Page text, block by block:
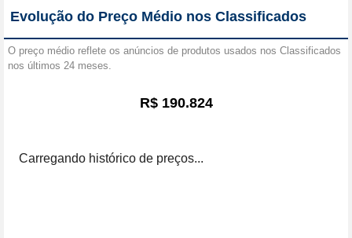
Evolução do Preço Médio nos Classificados
O preço médio reflete os anúncios de produtos usados nos Classificados
nos últimos 24 meses.
R$ 190.824
Carregando histórico de preços...